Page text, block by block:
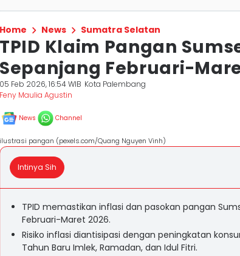
Home News Sumatra Selatan
TPID Klaim Pangan
Sepanjang Februari-
05 Feb 2026, 16:54 WIB Kota Palembang
Feny Maulia Agustin
News Channel
ilustrasi pangan (pexels.com/Quang Nguyen Vinh)
Intinya Sih
TPID memastikan inflasi dan pasokan pangan
Februari-Maret 2026.
Risiko inflasi diantisipasi dengan peningkatan
Tahun Baru Imlek, Ramadan, dan Idul Fitri.